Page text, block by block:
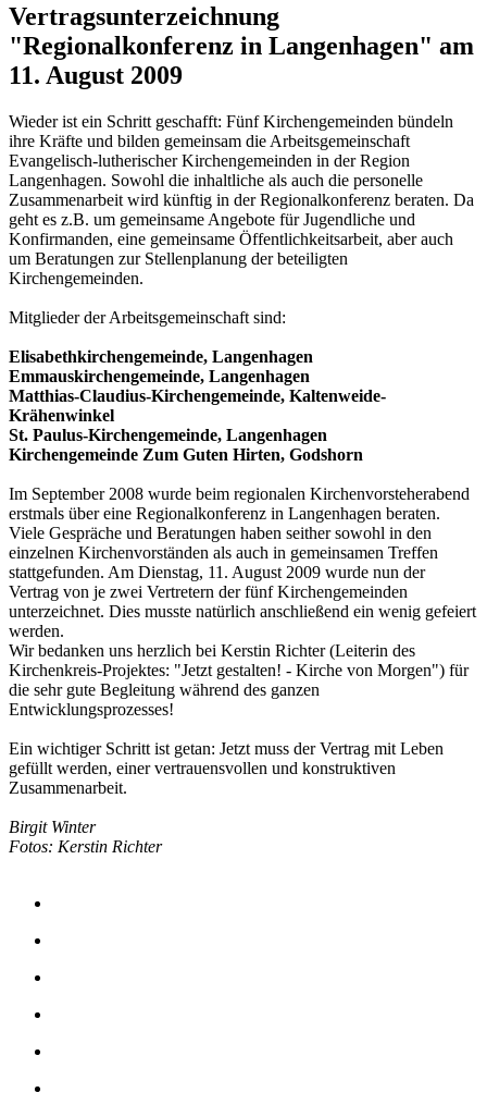
Vertragsunterzeichnung
"Regionalkonferenz in Langenhagen" am
11. August 2009
Wieder ist ein Schritt geschafft: Fünf Kirchengemeinden bündeln
ihre Kräfte und bilden gemeinsam die Arbeitsgemeinschaft
Evangelisch-lutherischer Kirchengemeinden in der Region
Langenhagen. Sowohl die inhaltliche als auch die personelle
Zusammenarbeit wird künftig in der Regionalkonferenz beraten. Da
geht es z.B. um gemeinsame Angebote für Jugendliche und
Konfirmanden, eine gemeinsame Öffentlichkeitsarbeit, aber auch
um Beratungen zur Stellenplanung der beteiligten
Kirchengemeinden.
Mitglieder der Arbeitsgemeinschaft sind:
Elisabethkirchengemeinde, Langenhagen
Emmauskirchengemeinde, Langenhagen
Matthias-Claudius-Kirchengemeinde, Kaltenweide-
Krähenwinkel
St. Paulus-Kirchengemeinde, Langenhagen
Kirchengemeinde Zum Guten Hirten, Godshorn
Im September 2008 wurde beim regionalen Kirchenvorsteherabend
erstmals über eine Regionalkonferenz in Langenhagen beraten.
Viele Gespräche und Beratungen haben seither sowohl in den
einzelnen Kirchenvorständen als auch in gemeinsamen Treffen
stattgefunden. Am Dienstag, 11. August 2009 wurde nun der
Vertrag von je zwei Vertretern der fünf Kirchengemeinden
unterzeichnet. Dies musste natürlich anschließend ein wenig gefeiert
werden.
Wir bedanken uns herzlich bei Kerstin Richter (Leiterin des
Kirchenkreis-Projektes: "Jetzt gestalten! - Kirche von Morgen") für
die sehr gute Begleitung während des ganzen
Entwicklungsprozesses!
Ein wichtiger Schritt ist getan: Jetzt muss der Vertrag mit Leben
gefüllt werden, einer vertrauensvollen und konstruktiven
Zusammenarbeit.
Birgit Winter
Fotos: Kerstin Richter